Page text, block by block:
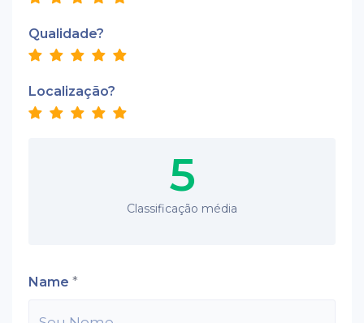
Qualidade?
Localização?
5
Classificação média
Name *